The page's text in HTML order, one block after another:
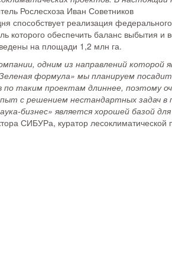
Рослесхоза Иван Советников
способствует реализация
которого обеспечить баланс выбытия и
на площади 1,2 млн га.
одним из направлений которой
формула» мы планируем
таким проектам длиннее, поэтому
с решением нестандартных задач в
бизнес» является хорошей базой
СИБУРа, куратор